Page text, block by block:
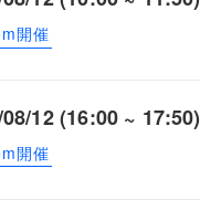
開催
12 (16:00 ~ 17:50)
開催